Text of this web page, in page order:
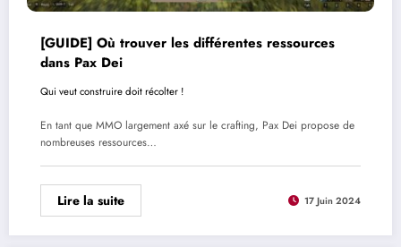
[GUIDE] Où trouver les différentes ressources
dans Pax Dei
Qui veut construire doit récolter !
En tant que MMO largement axé sur le crafting, Pax Dei propose de
nombreuses ressources…
Lire la suite 17 Juin 2024